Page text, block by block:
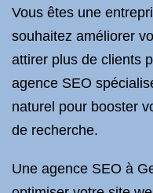
Vous êtes une
souhaitez améliorer
attirer plus de clients
agence SEO
naturel pour booster
de recherche.
Une agence SEO à